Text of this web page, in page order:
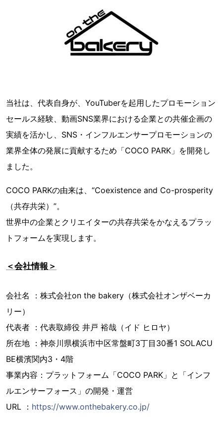
当社は、代表自身が、YouTuberを起用したプロモーション
セールス経験、動画SNS業界における企業との共催企画の
実績を活かし、SNS・インフルエンサープロモーションの
業界全体の発展に貢献するため「COCO PARK」を開発し
ました。
COCO PARKの由来は、“Coexistence and Co-prosperity
（共存共栄）”。
世界中の企業とクリエイターの共存共栄をかなえるプラッ
トフォームを実現します。
＜会社情報＞
会社名 ：株式会社on the bakery（株式会社オンザベーカ
リー）
代表者 ：代表取締役 井戸 裕哉（イド ヒロヤ）
所在地 ：神奈川県横浜市中区常盤町3丁目30番1 SOLACU
BE横濱関内3・4階
事業内容：プラットフォーム「COCO PARK」と「インフ
ルエンサーフォース」の開発・運営
URL ： https://www.onthebakery.co.jp/